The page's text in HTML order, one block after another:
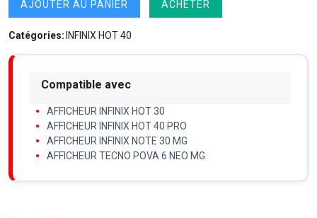
AJOUTER AU PANIER ACHETER
Catégories: INFINIX HOT 40
Compatible avec
AFFICHEUR INFINIX HOT 30
AFFICHEUR INFINIX HOT 40 PRO
AFFICHEUR INFINIX NOTE 30 MG
AFFICHEUR TECNO POVA 6 NEO MG